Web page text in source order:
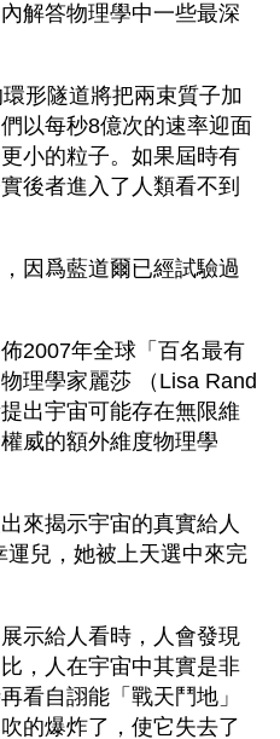
解答物理學中一些最深
形隧道將把兩束質子加
以每秒8億次的速率迎面
小的粒子。如果屆時有
後者進入了人類看不到
因爲藍道爾已經試驗過
2007年全球「百名最有
理學家麗莎 （Lisa Rand
出宇宙可能存在無限維
威的額外維度物理學
來揭示宇宙的真實給人
兒，她被上天選中來完
示給人看時，人會發現
，人在宇宙中其實是非
看自詡能「戰天鬥地」
的爆炸了，使它失去了